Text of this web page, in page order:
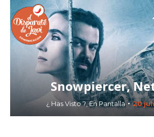
Snowpiercer,
¿ Has Visto ?,En Pantalla 20